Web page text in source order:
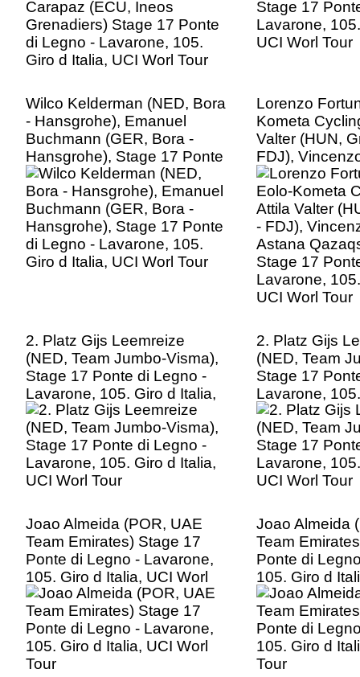
Wilco Kelderman (NED, Bora
- Hansgrohe), Emanuel
Buchmann (GER, Bora -
Hansgrohe), Stage 17 Ponte
di Legno - Lavarone, 105.
Giro d Italia, UCI Worl Tour
Lorenzo
Kometa
Valter (HUN,
FDJ),
Astana
Stage 17
Lavarone,
UCI Worl Tour
2. Platz Gijs Leemreize
(NED, Team Jumbo-Visma),
Stage 17 Ponte di Legno -
Lavarone, 105. Giro d Italia,
UCI Worl Tour
2. Platz Gijs
(NED, Team
Stage 17
Lavarone,
UCI Worl Tour
Joao Almeida (POR, UAE
Team Emirates) Stage 17
Ponte di Legno - Lavarone,
105. Giro d Italia, UCI Worl
Tour
Joao Almeida
Team
Ponte di
105. Giro d
Tour